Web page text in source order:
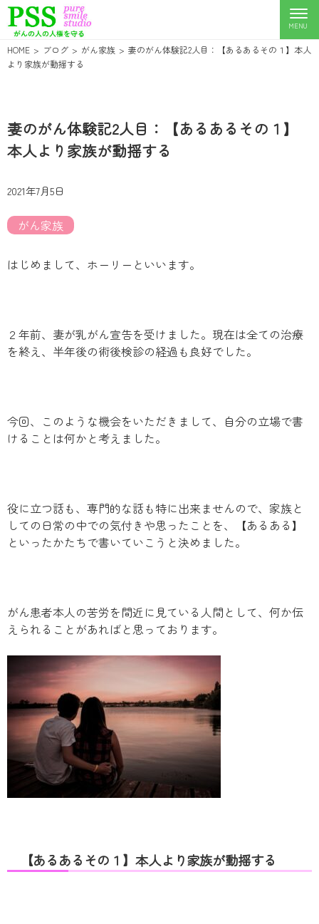
HOME ブログ がん家族
妻のがん体験記2人目：【あるあるその１】本人
より家族が動揺する
妻のがん体験記2人目：【あるあるその１】
本人より家族が動揺する
2021年7月5日
がん家族
はじめまして、ホーリーといいます。
２年前、妻が乳がん宣告を受けました。現在は全ての治療
を終え、半年後の術後検診の経過も良好でした。
今回、このような機会をいただきまして、自分の立場で書
けることは何かと考えました。
役に立つ話も、専門的な話も特に出来ませんので、家族と
しての日常の中での気付きや思ったことを、【あるある】
といったかたちで書いていこうと決めました。
がん患者本人の苦労を間近に見ている人間として、何か伝
えられることがあればと思っております。
【あるあるその１】本人より家族が動揺する